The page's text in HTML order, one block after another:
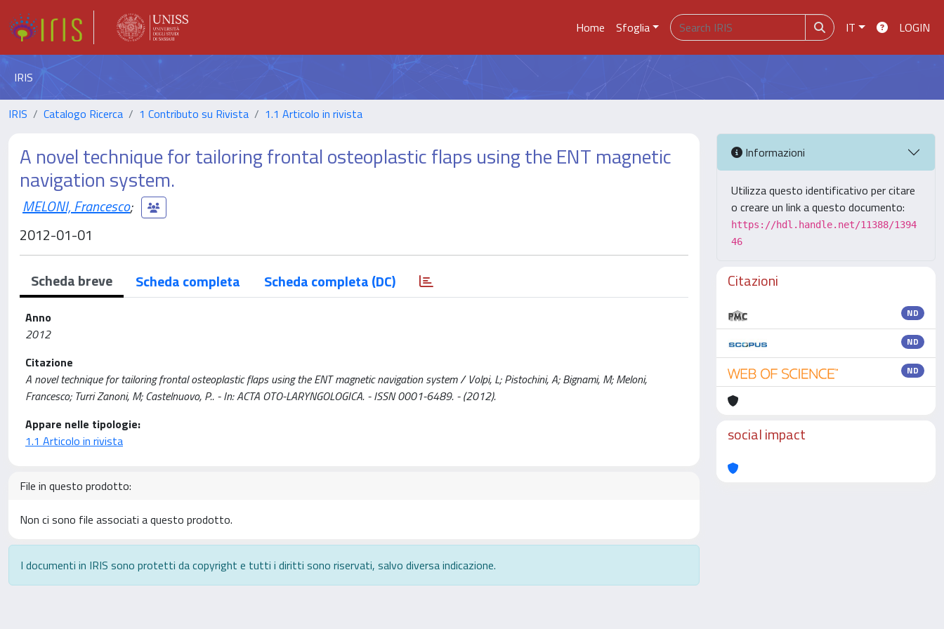
Home Sfoglia IT LOGIN
IRIS
IRIS Catalogo Ricerca 1 Contributo su Rivista 1.1 Articolo in rivista
A novel technique for tailoring frontal osteoplastic flaps using the ENT magnetic
navigation system.
MELONI, Francesco;
2012-01-01
Scheda breve Scheda completa Scheda completa (DC)
Anno
2012
Citazione
A novel technique for tailoring frontal osteoplastic flaps using the ENT magnetic navigation system / Volpi, L; Pistochini, A; Bignami, M; Meloni,
Francesco; Turri Zanoni, M; Castelnuovo, P.. - In: ACTA OTO-LARYNGOLOGICA. - ISSN 0001-6489. - (2012).
Appare nelle tipologie:
1.1 Articolo in rivista
File in questo prodotto:
Non ci sono file associati a questo prodotto.
I documenti in IRIS sono protetti da copyright e tutti i diritti sono riservati, salvo diversa indicazione.
Informazioni
Utilizza questo identificativo per citare
o creare un link a questo documento:
https://hdl.handle.net/11388/1394
46
Citazioni
ND
ND
ND
social impact